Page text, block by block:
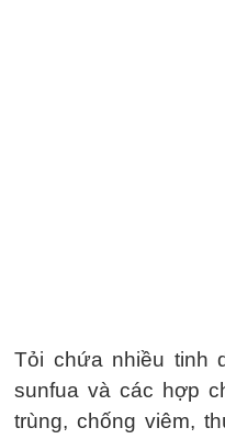
Tỏi chứa nhiều tinh
sunfua và các hợp
trùng, chống viêm,